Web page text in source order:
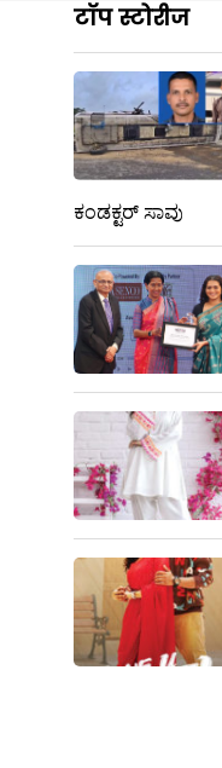
टॉप स्टोरीज
ಕಂಡಕ್ಟರ್ ಸಾವು